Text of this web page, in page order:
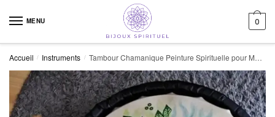
MENU 0
Accueil / Instruments / Tambour Chamanique Peinture Spirituelle pour Méditation Apaisante